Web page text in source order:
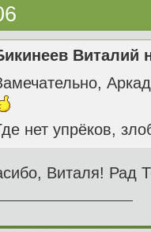
Виталий
нет упрёков,
Виталя! Рад